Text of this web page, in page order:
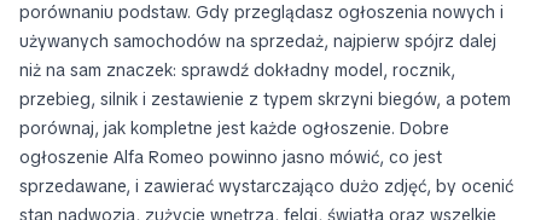
porównaniu podstaw. Gdy przeglądasz ogłoszenia nowych i
używanych samochodów na sprzedaż, najpierw spójrz dalej
niż na sam znaczek: sprawdź dokładny model, rocznik,
przebieg, silnik i zestawienie z typem skrzyni biegów, a potem
porównaj, jak kompletne jest każde ogłoszenie. Dobre
ogłoszenie Alfa Romeo powinno jasno mówić, co jest
sprzedawane, i zawierać wystarczająco dużo zdjęć, by ocenić
stan nadwozia, zużycie wnętrza, felgi, światła oraz wszelkie